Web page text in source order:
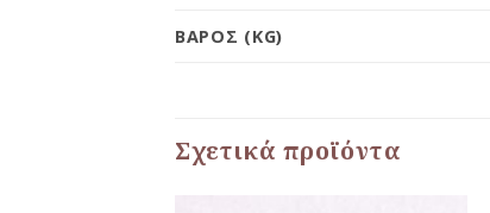
ΒΆΡΟΣ (KG)
Σχετικά προϊόντα